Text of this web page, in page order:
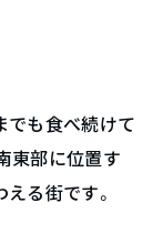
でも食べ続けて
東部に位置す
る街です。